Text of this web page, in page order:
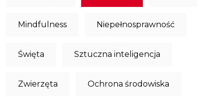
Mindfulness Niepełnosprawność
Święta Sztuczna inteligencja
Zwierzęta Ochrona środowiska